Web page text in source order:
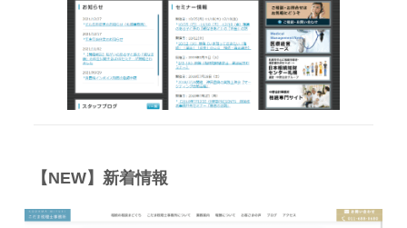
【NEW】新着情報